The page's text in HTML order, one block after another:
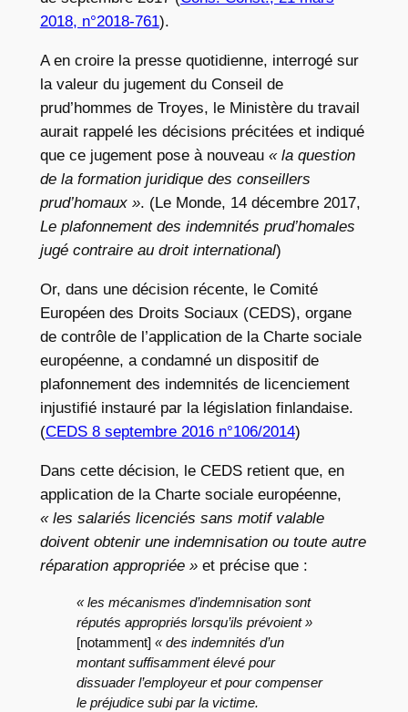
2018, n°2018-761).
A en croire la presse quotidienne, interrogé sur
la valeur du jugement du Conseil de
prud’hommes de Troyes, le Ministère du travail
aurait rappelé les décisions précitées et indiqué
que ce jugement pose à nouveau « la question
de la formation juridique des conseillers
prud’homaux ». (Le Monde, 14 décembre 2017,
Le plafonnement des indemnités prud’homales
jugé contraire au droit international)
Or, dans une décision récente, le Comité
Européen des Droits Sociaux (CEDS), organe
de contrôle de l’application de la Charte sociale
européenne, a condamné un dispositif de
plafonnement des indemnités de licenciement
injustifié instauré par la législation finlandaise.
(CEDS 8 septembre 2016 n°106/2014)
Dans cette décision, le CEDS retient que, en
application de la Charte sociale européenne,
« les salariés licenciés sans motif valable
doivent obtenir une indemnisation ou toute autre
réparation appropriée »et précise que :
« les mécanismes d’indemnisation sont
réputés appropriés lorsqu’ils prévoient »
[notamment] « des indemnités d’un
montant suffisamment élevé pour
dissuader l’employeur et pour compenser
le préjudice subi par la victime.